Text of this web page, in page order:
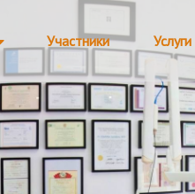
Участники Услуги